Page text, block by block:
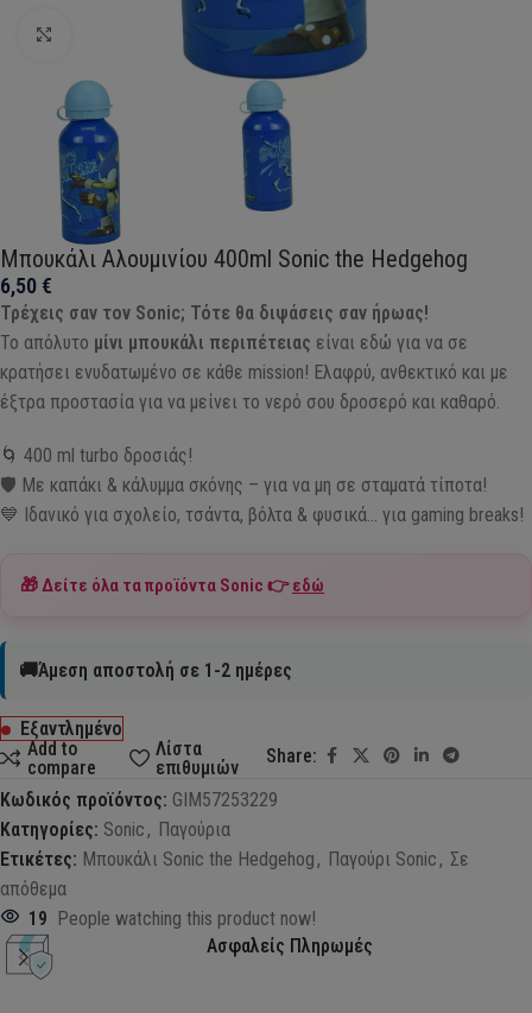
Click to enlarge
Μπουκάλι Αλουμινίου 400ml Sonic the Hedgehog
6,50€
Τρέχεις σαν τον Sonic; Τότε θα διψάσεις σαν ήρωας!
Το απόλυτο μίνι μπουκάλι περιπέτειας είναι εδώ για να σε
κρατήσει ενυδατωμένο σε κάθε mission! Ελαφρύ, ανθεκτικό και με
έξτρα προστασία για να μείνει το νερό σου δροσερό και καθαρό.
🌀 400 ml turbo δροσιάς!
🛡️ Με καπάκι & κάλυμμα σκόνης – για να μη σε σταματά τίποτα!
💙 Ιδανικό για σχολείο, τσάντα, βόλτα & φυσικά… για gaming breaks!
🎁 Δείτε όλα τα προϊόντα Sonic 👉εδώ
🚚Άμεση αποστολή σε 1-2 ημέρες
Εξαντλημένο
Add to
compare
Λίστα
επιθυμιών
Share:
Κωδικός προϊόντος: GIM57253229
Κατηγορίες: Sonic , Παγούρια
Ετικέτες: Μπουκάλι Sonic the Hedgehog , Παγούρι Sonic , Σε
απόθεμα
19 People watching this product now!
Ασφαλείς Πληρωμές